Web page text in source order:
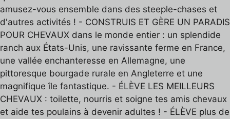
amusez-vous ensemble dans des steeple-chases et
d'autres activités ! - CONSTRUIS ET GÈRE UN PARADIS
POUR CHEVAUX dans le monde entier : un splendide
ranch aux États-Unis, une ravissante ferme en France,
une vallée enchanteresse en Allemagne, une
pittoresque bourgade rurale en Angleterre et une
magnifique île fantastique. - ÉLÈVE LES MEILLEURS
CHEVAUX : toilette, nourris et soigne tes amis chevaux
et aide tes poulains à devenir adultes ! - ÉLÈVE plus de